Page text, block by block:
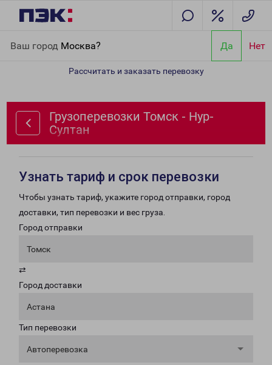
Ваш город Москва? Да Нет
Рассчитать и заказать перевозку
Грузоперевозки Томск - Нур-
Султан
Узнать тариф и срок перевозки
Чтобы узнать тариф, укажите город отправки, город
доставки, тип перевозки и вес груза.
Город отправки
Томск
⇄
Город доставки
Астана
Тип перевозки
Автоперевозка